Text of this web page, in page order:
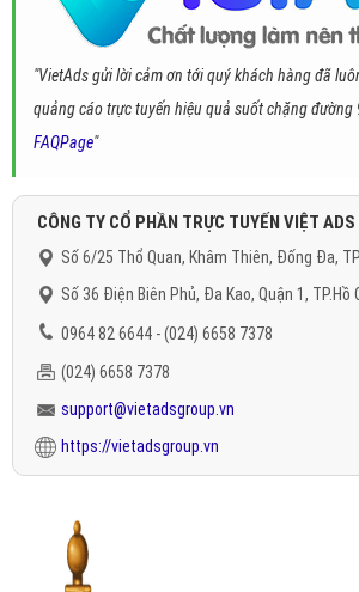
"VietAds gửi lời cảm ơn tới quý khách hàng đã
quảng cáo trực tuyến hiệu quả suốt chặng đường
FAQPage"
CÔNG TY CỔ PHẦN TRỰC TUYẾN VIỆT ADS
Số 6/25 Thổ Quan, Khâm Thiên, Đống Đa,
Số 36 Điện Biên Phủ, Đa Kao, Quận 1, TP.Hồ
0964 82 6644 - (024) 6658 7378
(024) 6658 7378
support@vietadsgroup.vn
https://vietadsgroup.vn